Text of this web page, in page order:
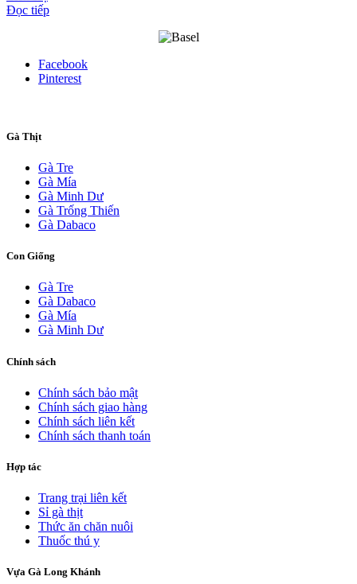
Đọc tiếp
Facebook
Pinterest
Gà Thịt
Gà Tre
Gà Mía
Gà Minh Dư
Gà Trống Thiến
Gà Dabaco
Con Giống
Gà Tre
Gà Dabaco
Gà Mía
Gà Minh Dư
Chính sách
Chính sách bảo mật
Chính sách giao hàng
Chính sách liên kết
Chính sách thanh toán
Hợp tác
Trang trại liên kết
Sỉ gà thịt
Thức ăn chăn nuôi
Thuốc thú y
Vựa Gà Long Khánh